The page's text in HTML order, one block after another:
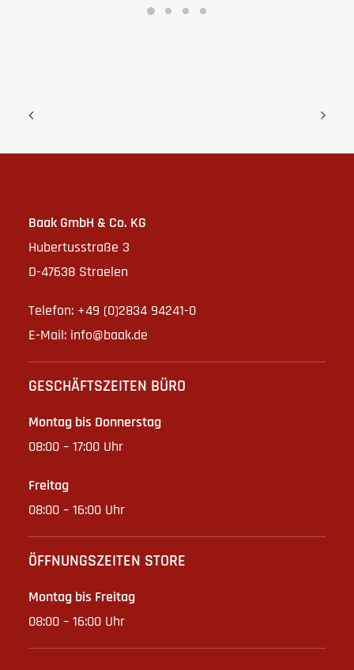
Baak GmbH & Co. KG
Hubertusstraße 3
D-47638 Straelen
Telefon: +49 (0)2834 94241-0
E-Mail: info@baak.de
GESCHÄFTSZEITEN BÜRO
Montag bis Donnerstag
08:00 – 17:00 Uhr
Freitag
08:00 – 16:00 Uhr
ÖFFNUNGSZEITEN STORE
Montag bis Freitag
08:00 – 16:00 Uhr